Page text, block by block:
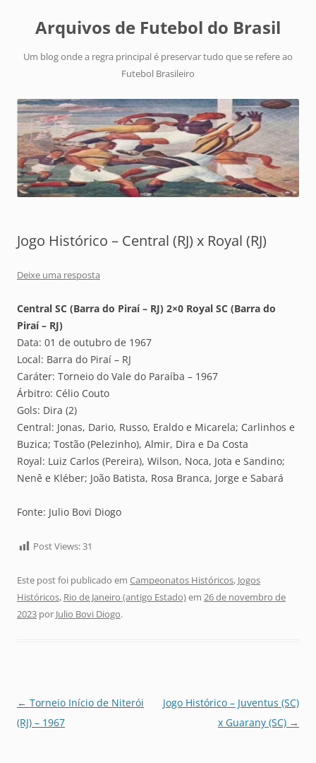
Arquivos de Futebol do Brasil
Um blog onde a regra principal é preservar tudo que se refere ao
Futebol Brasileiro
Jogo Histórico – Central (RJ) x Royal (RJ)
Deixe uma resposta
Central SC (Barra do Piraí – RJ) 2×0 Royal SC (Barra do
Piraí – RJ)
Data: 01 de outubro de 1967
Local: Barra do Piraí – RJ
Caráter: Torneio do Vale do Paraíba – 1967
Árbitro: Célio Couto
Gols: Dira (2)
Central: Jonas, Dario, Russo, Eraldo e Micarela; Carlinhos e
Buzica; Tostão (Pelezinho), Almir, Dira e Da Costa
Royal: Luiz Carlos (Pereira), Wilson, Noca, Jota e Sandino;
Nenê e Kléber; João Batista, Rosa Branca, Jorge e Sabará
Fonte: Julio Bovi Diogo
Post Views:31
Este post foi publicado em Campeonatos Históricos, Jogos
Históricos, Rio de Janeiro (antigo Estado)em 26 de novembro de
2023 por Julio Bovi Diogo.
Navegação
de
← Torneio Início de Niterói
(RJ) – 1967
Jogo Histórico – Juventus (SC)
x Guarany (SC) →